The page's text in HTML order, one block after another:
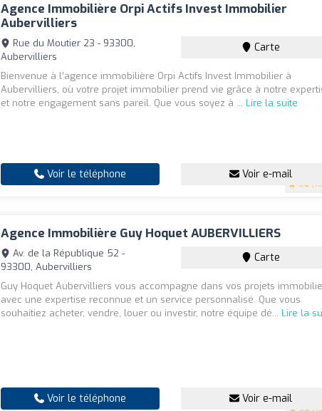
Agence Immobilière Orpi Actifs Invest Immobilier
Aubervilliers
4.8
Rue du Moutier 23 - 93300,
Aubervilliers
Carte
Bienvenue à l’agence immobilière Orpi Actifs Invest Immobilier à
Aubervilliers, où votre projet immobilier prend vie grâce à notre
et notre engagement sans pareil. Que vous soyez à ...Lire la suite
Voir le téléphone Voir e-mail
Agence Immobilière Guy Hoquet AUBERVILLIERS
4.6
Av. de la République 52 -
93300, Aubervilliers
Carte
Guy Hoquet Aubervilliers vous accompagne dans vos projets
avec une expertise reconnue et un service personnalisé. Que vous
souhaitiez acheter, vendre, louer ou investir, notre équipe dé...Lire la
Voir le téléphone Voir e-mail